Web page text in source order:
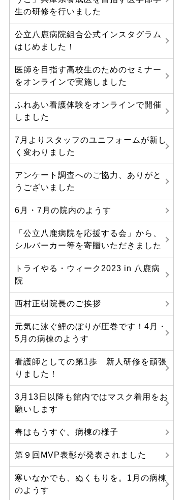
生の研修を行いました
公立八鹿病院組合公式インスタグラム
はじめました！
医師を目指す高校生のためのセミナー
をオンラインで実施しました
ふれあい看護体験をオンラインで開催
しました
7月よりスタッフのユニフォームが新し
く変わりました
アンケート調査へのご協力、ありがと
うございました
6月・7月の院内のようす
「公立八鹿病院を応援する会」から、
シルバーカー等を寄贈いただきました
トライやる・ウィーク2023 in 八鹿病
院
西村正樹院長のご挨拶
元気に泳ぐ鯉のぼりが圧巻です！4月・
5月の病棟のようす
看護師としての第1歩 新人研修を頑張
りました！
3月13日以降も館内ではマスク着用をお
願いします
春はもうすぐ。病棟の様子
第９回MVP表彰が発表されました
寒いなかでも、ぬくもりを。1月の病棟
のようす